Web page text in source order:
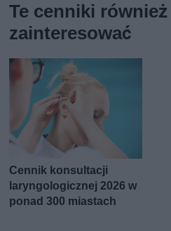
Te cenniki
zainteresować
Cennik konsultacji
laryngologicznej 2026 w
ponad 300 miastach